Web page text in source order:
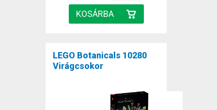
LEGO Botanicals 10280
Virágcsokor